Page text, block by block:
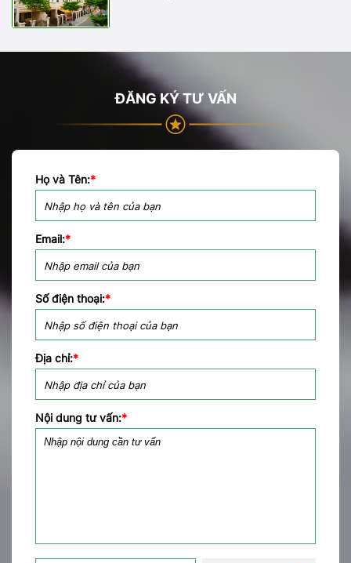
ĐĂNG KÝ TƯ VẤN
Họ và Tên:*
Email:*
Số điện thoại:*
Địa chỉ:*
Nội dung tư vấn:*